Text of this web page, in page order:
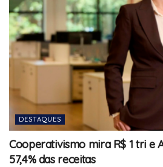
DESTAQUES
Cooperativismo mira R$ 1 tri e
57,4% das receitas